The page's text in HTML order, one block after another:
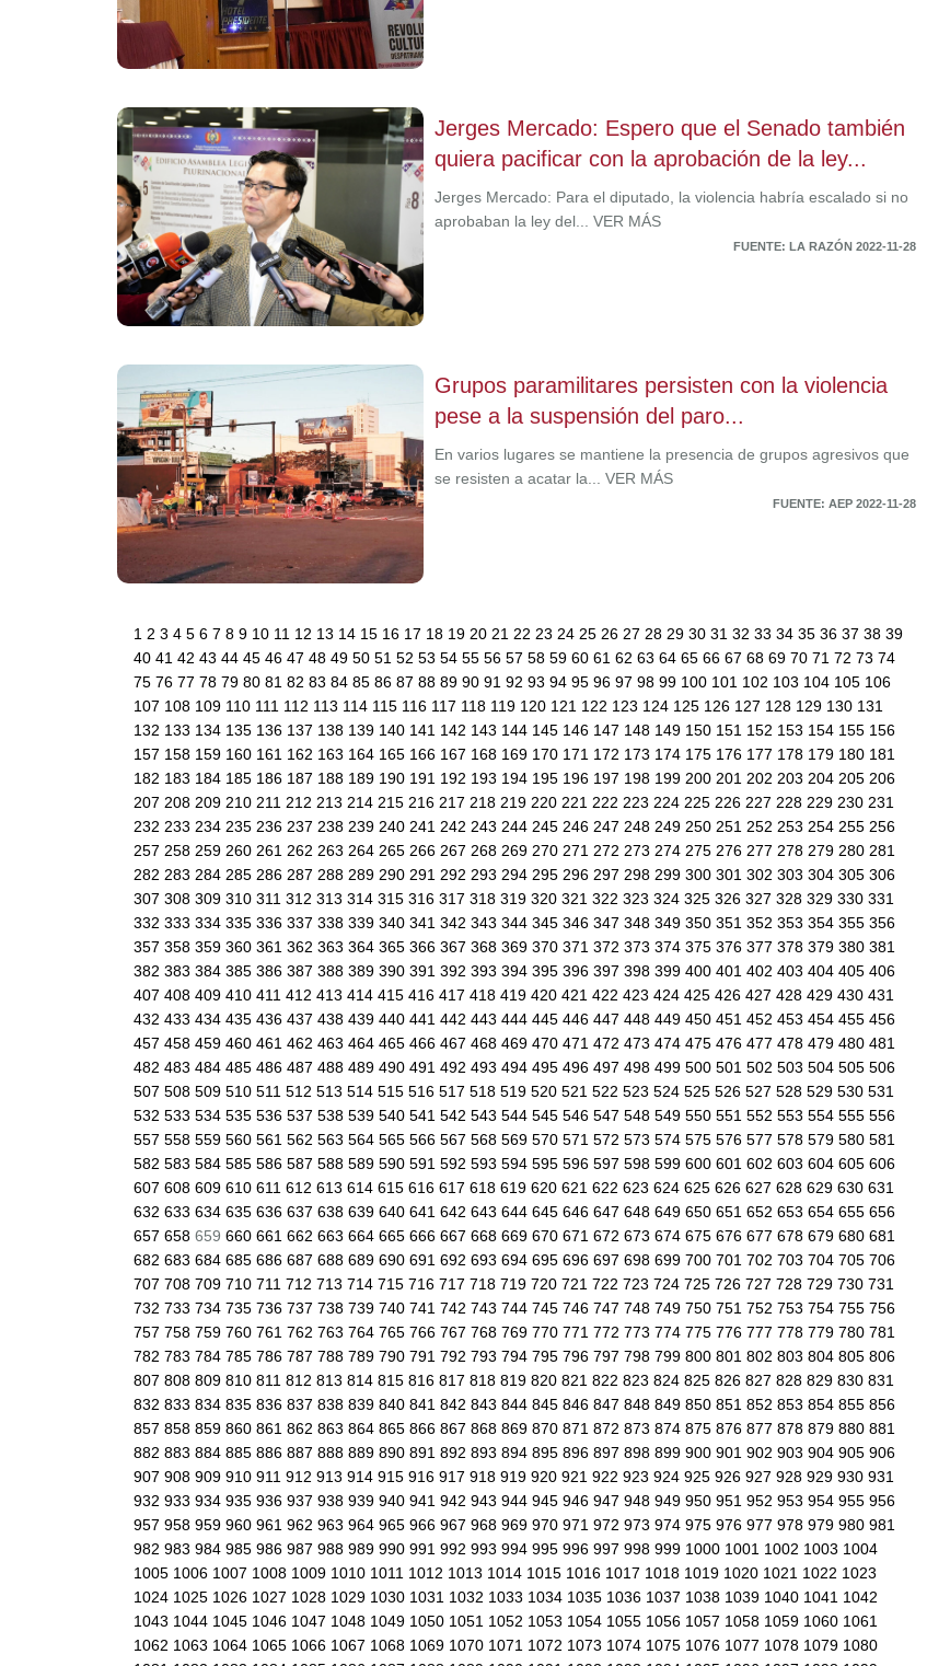
Jerges Mercado: Espero que el Senado también
quiera pacificar con la aprobación de la ley...
Jerges Mercado: Para el diputado, la violencia habría escalado si no
aprobaban la ley del... VER MÁS
FUENTE: LA RAZÓN 2022-11-28
Grupos paramilitares persisten con la violencia
pese a la suspensión del paro...
En varios lugares se mantiene la presencia de grupos agresivos que
se resisten a acatar la... VER MÁS
FUENTE: AEP 2022-11-28
1 2 3 4 5 6 7 8 9 10 11 12 13 14 15 16 17 18 19 20 21 22 23 24 25 26 27 28 29 30 31 32 33 34 35 36 37 38 39
40 41 42 43 44 45 46 47 48 49 50 51 52 53 54 55 56 57 58 59 60 61 62 63 64 65 66 67 68 69 70 71 72 73 74
75 76 77 78 79 80 81 82 83 84 85 86 87 88 89 90 91 92 93 94 95 96 97 98 99 100 101 102 103 104 105 106
107 108 109 110 111 112 113 114 115 116 117 118 119 120 121 122 123 124 125 126 127 128 129 130 131
132 133 134 135 136 137 138 139 140 141 142 143 144 145 146 147 148 149 150 151 152 153 154 155 156
157 158 159 160 161 162 163 164 165 166 167 168 169 170 171 172 173 174 175 176 177 178 179 180 181
182 183 184 185 186 187 188 189 190 191 192 193 194 195 196 197 198 199 200 201 202 203 204 205 206
207 208 209 210 211 212 213 214 215 216 217 218 219 220 221 222 223 224 225 226 227 228 229 230 231
232 233 234 235 236 237 238 239 240 241 242 243 244 245 246 247 248 249 250 251 252 253 254 255 256
257 258 259 260 261 262 263 264 265 266 267 268 269 270 271 272 273 274 275 276 277 278 279 280 281
282 283 284 285 286 287 288 289 290 291 292 293 294 295 296 297 298 299 300 301 302 303 304 305 306
307 308 309 310 311 312 313 314 315 316 317 318 319 320 321 322 323 324 325 326 327 328 329 330 331
332 333 334 335 336 337 338 339 340 341 342 343 344 345 346 347 348 349 350 351 352 353 354 355 356
357 358 359 360 361 362 363 364 365 366 367 368 369 370 371 372 373 374 375 376 377 378 379 380 381
382 383 384 385 386 387 388 389 390 391 392 393 394 395 396 397 398 399 400 401 402 403 404 405 406
407 408 409 410 411 412 413 414 415 416 417 418 419 420 421 422 423 424 425 426 427 428 429 430 431
432 433 434 435 436 437 438 439 440 441 442 443 444 445 446 447 448 449 450 451 452 453 454 455 456
457 458 459 460 461 462 463 464 465 466 467 468 469 470 471 472 473 474 475 476 477 478 479 480 481
482 483 484 485 486 487 488 489 490 491 492 493 494 495 496 497 498 499 500 501 502 503 504 505 506
507 508 509 510 511 512 513 514 515 516 517 518 519 520 521 522 523 524 525 526 527 528 529 530 531
532 533 534 535 536 537 538 539 540 541 542 543 544 545 546 547 548 549 550 551 552 553 554 555 556
557 558 559 560 561 562 563 564 565 566 567 568 569 570 571 572 573 574 575 576 577 578 579 580 581
582 583 584 585 586 587 588 589 590 591 592 593 594 595 596 597 598 599 600 601 602 603 604 605 606
607 608 609 610 611 612 613 614 615 616 617 618 619 620 621 622 623 624 625 626 627 628 629 630 631
632 633 634 635 636 637 638 639 640 641 642 643 644 645 646 647 648 649 650 651 652 653 654 655 656
657 658 659 660 661 662 663 664 665 666 667 668 669 670 671 672 673 674 675 676 677 678 679 680 681
682 683 684 685 686 687 688 689 690 691 692 693 694 695 696 697 698 699 700 701 702 703 704 705 706
707 708 709 710 711 712 713 714 715 716 717 718 719 720 721 722 723 724 725 726 727 728 729 730 731
732 733 734 735 736 737 738 739 740 741 742 743 744 745 746 747 748 749 750 751 752 753 754 755 756
757 758 759 760 761 762 763 764 765 766 767 768 769 770 771 772 773 774 775 776 777 778 779 780 781
782 783 784 785 786 787 788 789 790 791 792 793 794 795 796 797 798 799 800 801 802 803 804 805 806
807 808 809 810 811 812 813 814 815 816 817 818 819 820 821 822 823 824 825 826 827 828 829 830 831
832 833 834 835 836 837 838 839 840 841 842 843 844 845 846 847 848 849 850 851 852 853 854 855 856
857 858 859 860 861 862 863 864 865 866 867 868 869 870 871 872 873 874 875 876 877 878 879 880 881
882 883 884 885 886 887 888 889 890 891 892 893 894 895 896 897 898 899 900 901 902 903 904 905 906
907 908 909 910 911 912 913 914 915 916 917 918 919 920 921 922 923 924 925 926 927 928 929 930 931
932 933 934 935 936 937 938 939 940 941 942 943 944 945 946 947 948 949 950 951 952 953 954 955 956
957 958 959 960 961 962 963 964 965 966 967 968 969 970 971 972 973 974 975 976 977 978 979 980 981
982 983 984 985 986 987 988 989 990 991 992 993 994 995 996 997 998 999 1000 1001 1002 1003 1004
1005 1006 1007 1008 1009 1010 1011 1012 1013 1014 1015 1016 1017 1018 1019 1020 1021 1022 1023
1024 1025 1026 1027 1028 1029 1030 1031 1032 1033 1034 1035 1036 1037 1038 1039 1040 1041 1042
1043 1044 1045 1046 1047 1048 1049 1050 1051 1052 1053 1054 1055 1056 1057 1058 1059 1060 1061
1062 1063 1064 1065 1066 1067 1068 1069 1070 1071 1072 1073 1074 1075 1076 1077 1078 1079 1080